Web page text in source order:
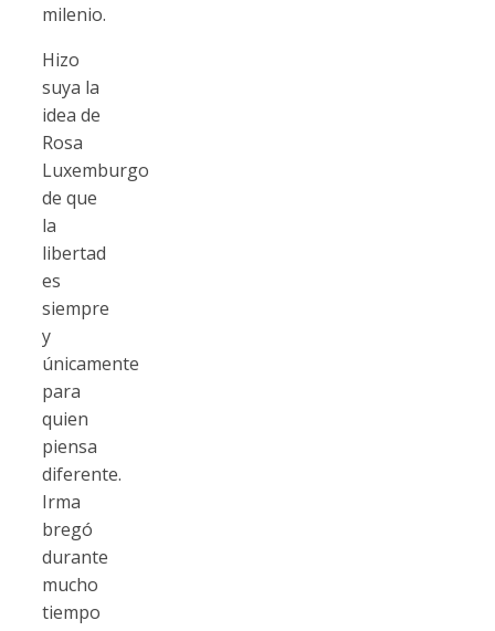
milenio.
Hizo
suya la
idea de
Rosa
Luxemburgo
de que
la
libertad
es
siempre
y
únicamente
para
quien
piensa
diferente.
Irma
bregó
durante
mucho
tiempo